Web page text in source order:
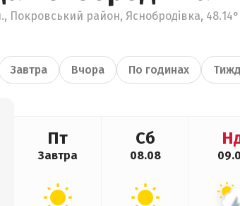
Покровський район, Яснобродівка,
Завтра Вчора По годинах
Пт
Завтра
Сб
08.08